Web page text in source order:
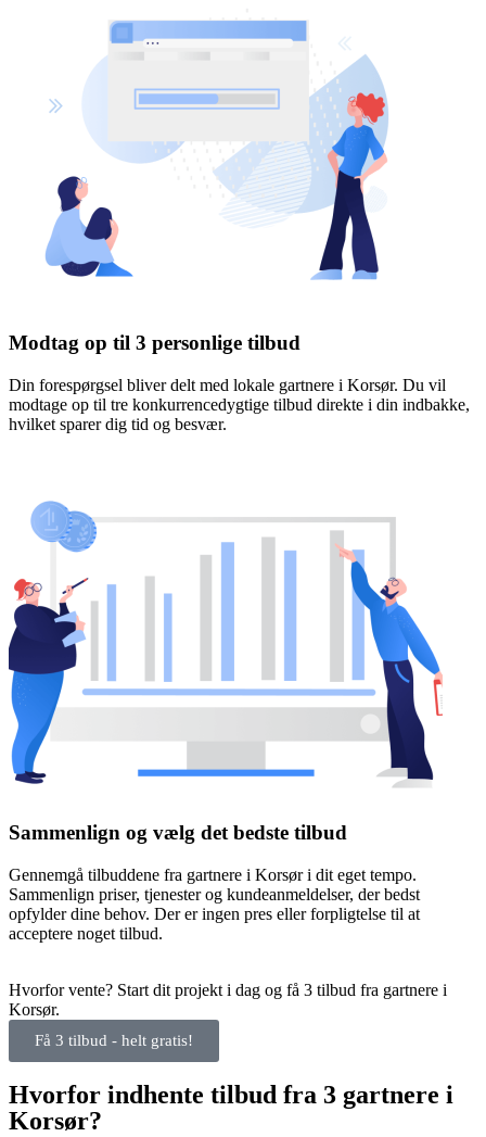
Modtag op til 3 personlige tilbud
Din forespørgsel bliver delt med lokale gartnere i Korsør. Du vil
modtage op til tre konkurrencedygtige tilbud direkte i din indbakke,
hvilket sparer dig tid og besvær.
Sammenlign og vælg det bedste tilbud
Gennemgå tilbuddene fra gartnere i Korsør i dit eget tempo.
Sammenlign priser, tjenester og kundeanmeldelser, der bedst
opfylder dine behov. Der er ingen pres eller forpligtelse til at
acceptere noget tilbud.
Hvorfor vente? Start dit projekt i dag og få 3 tilbud fra gartnere i
Korsør.
Få 3 tilbud - helt gratis!
Hvorfor indhente tilbud fra 3 gartnere i
Korsør?